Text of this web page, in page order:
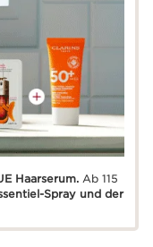
Haarserum.Ab 115
Spray und der